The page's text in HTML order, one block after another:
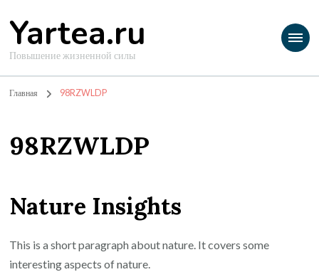
Yartea.ru
Повышение жизненной силы
Главная 98RZWLDP
98RZWLDP
Nature Insights
This is a short paragraph about nature. It covers some
interesting aspects of nature.